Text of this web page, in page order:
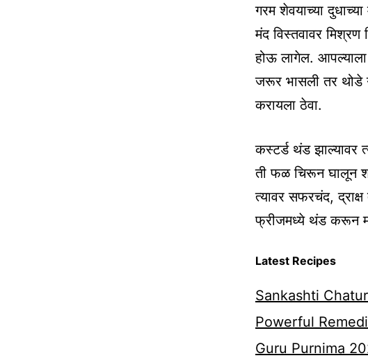
गरम शेवयाच्या
मंद विस्तवावर
होऊ लागेल.
जरूर भासली तर थोडे
करायला ठेवा.
कस्टर्ड थंड झाल्यावर
ती फळ चिरून घालून
त्यावर सफरचंद,
फ्रीजमध्ये थंड करून
Latest Recipes
Sankashti
Powerful
Guru Purnima